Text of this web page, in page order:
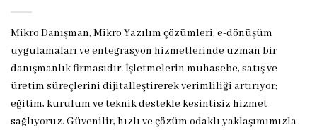
Mikro Danışman, Mikro Yazılım çözümleri, e-dönüşüm
uygulamaları ve entegrasyon hizmetlerinde uzman bir
danışmanlık firmasıdır. İşletmelerin muhasebe, satış ve
üretim süreçlerini dijitalleştirerek verimliliği artırıyor;
eğitim, kurulum ve teknik destekle kesintisiz hizmet
sağlıyoruz. Güvenilir, hızlı ve çözüm odaklı yaklaşımımızla